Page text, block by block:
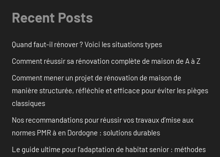
Recent Posts
Quand faut-il rénover ? Voici les situations types
Comment réussir sa rénovation complète de maison de A à Z
Comment mener un projet de rénovation de maison de
manière structurée, réfléchie et efficace pour éviter les pièges
classiques
Nos recommandations pour réussir vos travaux d’mise aux
normes PMR à en Dordogne : solutions durables
Le guide ultime pour l’adaptation de habitat senior : méthodes